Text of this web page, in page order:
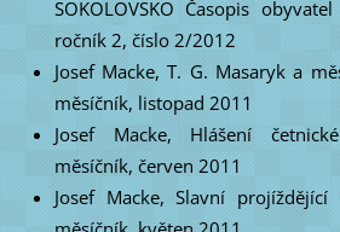
SOKOLOVSKO Časopis
ročník 2, číslo 2/2012
Josef Macke, T. G. Masaryk a
měsíčník, listopad 2011
Josef Macke, Hlášení
měsíčník, červen 2011
Josef Macke, Slavní